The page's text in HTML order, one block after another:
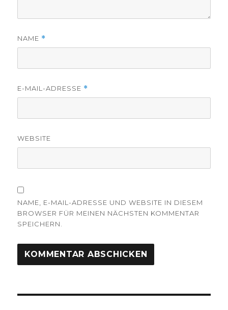
NAME *
E-MAIL-ADRESSE *
WEBSITE
NAME, E-MAIL-ADRESSE UND WEBSITE IN DIESEM
BROWSER FÜR MEINEN NÄCHSTEN KOMMENTAR
SPEICHERN.